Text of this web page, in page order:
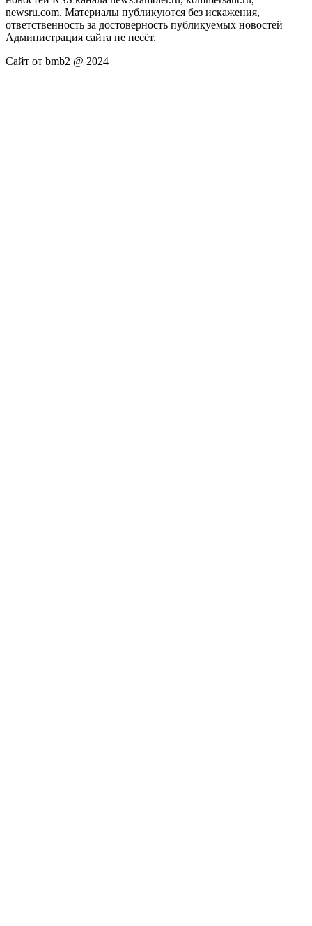
newsru.com. Материалы публикуются без искажения,
ответственность за достоверность публикуемых новостей
Администрация сайта не несёт.
Сайт от bmb2 @ 2024